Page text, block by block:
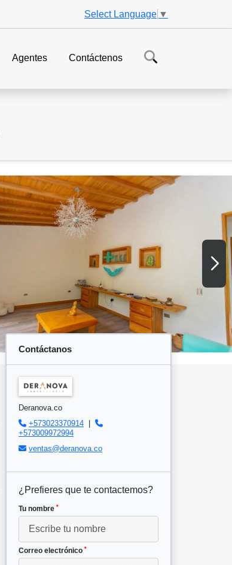
Select Language ▼
Agentes Contáctenos
Contáctanos
Deranova.co
+573023370914
+573009972994
ventas@deranova.co
¿Prefieres que te contactemos?
Tu nombre *
Correo electrónico *